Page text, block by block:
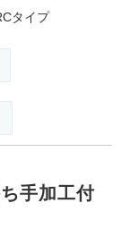
タイプ
手加工付